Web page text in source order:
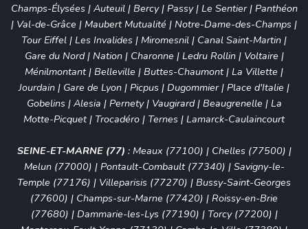
Champs-Élysées| Auteuil| Bercy| Passy| Le Sentier| Panthéon
| Val-de-Grâce | Maubert Mutualité | Notre-Dame-des-Champs |
Tour Eiffel | Les Invalides | Miromesnil | Canal Saint-Martin |
Gare du Nord| Nation| Charonne | Ledru Rollin| Voltaire |
Ménilmontant| Belleville | Buttes-Chaumont| La Villette |
Jourdain | Gare de Lyon | Picpus | Dugommier| Place d'Italie |
Gobelins| Alesia | Pernety| Vaugirard| Beaugrenelle | La
Motte-Picquet| Trocadéro | Ternes | Lamarck-Caulaincourt
SEINE-ET-MARNE (77) : Meaux (77100) | Chelles (77500) |
Melun (77000) | Pontault-Combault (77340) | Savigny-le-
Temple (77176) | Villeparisis (77270) | Bussy-Saint-Georges
(77600) | Champs-sur-Marne (77420) | Roissy-en-Brie
(77680) | Dammarie-les-Lys (77190) | Torcy (77200) |